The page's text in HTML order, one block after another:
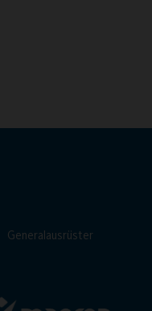
Generalausrüster